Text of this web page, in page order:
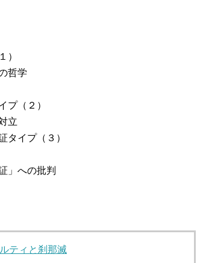
）
哲学
（２）
立
イプ（３）
」への批判
ティと刹那滅